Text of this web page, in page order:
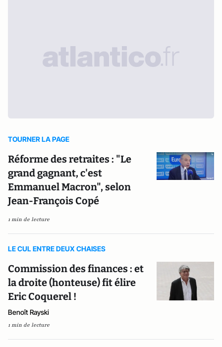
TOURNER LA PAGE
Réforme des retraites : "Le
grand gagnant, c'est
Emmanuel Macron", selon
Jean-François Copé
1 min de lecture
LE CUL ENTRE DEUX CHAISES
Commission des finances : et
la droite (honteuse) fit élire
Eric Coquerel !
Benoît Rayski
1 min de lecture